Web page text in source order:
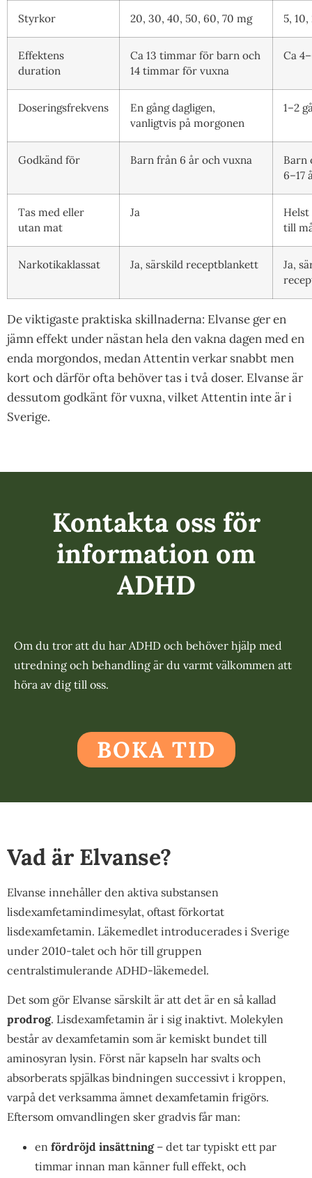
Styrkor 20, 30, 40, 50, 60, 70 mg 5,
Effektens
duration
Ca 13 timmar för barn och
14 timmar för vuxna
Ca
Doseringsfrekvens
En gång dagligen,
vanligtvis på morgonen
1–2
Godkänd för Barn från 6 år och vuxna
Barn
6–17
Tas med eller
utan mat
Ja
till
Narkotikaklassat Ja, särskild receptblankett
Ja,
De viktigaste praktiska skillnaderna: Elvanse ger en
jämn effekt under nästan hela den vakna dagen med en
enda morgondos, medan Attentin verkar snabbt men
kort och därför ofta behöver tas i två doser. Elvanse är
dessutom godkänt för vuxna, vilket Attentin inte är i
Sverige.
Kontakta oss för
information om
ADHD
Om du tror att du har ADHD och behöver hjälp med
utredning och behandling är du varmt välkommen att
höra av dig till oss.
BOKA TID
Vad är Elvanse?
Elvanse innehåller den aktiva substansen
lisdexamfetamindimesylat, oftast förkortat
lisdexamfetamin. Läkemedlet introducerades i Sverige
under 2010-talet och hör till gruppen
centralstimulerande ADHD-läkemedel.
Det som gör Elvanse särskilt är att det är en så kallad
prodrog. Lisdexamfetamin är i sig inaktivt. Molekylen
består av dexamfetamin som är kemiskt bundet till
aminosyran lysin. Först när kapseln har svalts och
absorberats spjälkas bindningen successivt i kroppen,
varpå det verksamma ämnet dexamfetamin frigörs.
Eftersom omvandlingen sker gradvis får man:
en fördröjd insättning– det tar typiskt ett par
timmar innan man känner full effekt, och